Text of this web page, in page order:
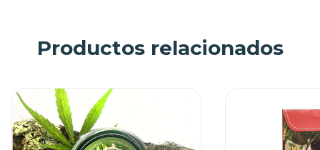
Productos relacionados